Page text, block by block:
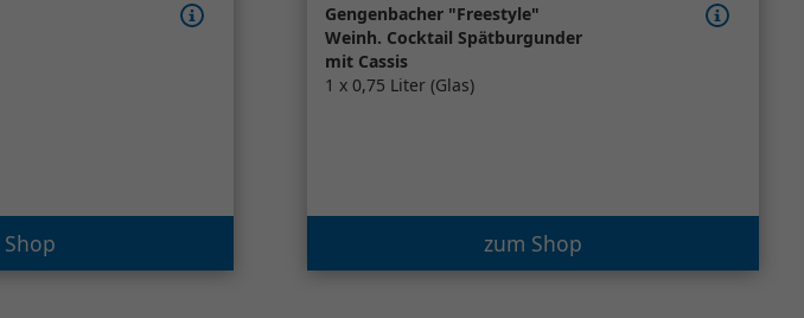
Gengenbacher "Freestyle"
Weinh. Cocktail Spätburgunder
mit Cassis
1 x 0,75 Liter (Glas)
zum Shop